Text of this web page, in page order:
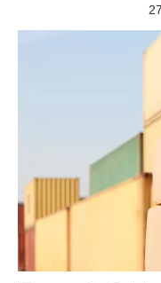
Esto es un párrafo